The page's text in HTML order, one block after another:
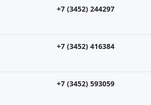
+7 (3452) 244297
+7 (3452) 416384
+7 (3452) 593059